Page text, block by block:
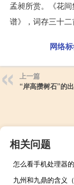
孟昶所赏。《花
谱》，词存三十二
网络标
上一篇
“岸高攒树石”的
相关问题
怎么看手机处理器